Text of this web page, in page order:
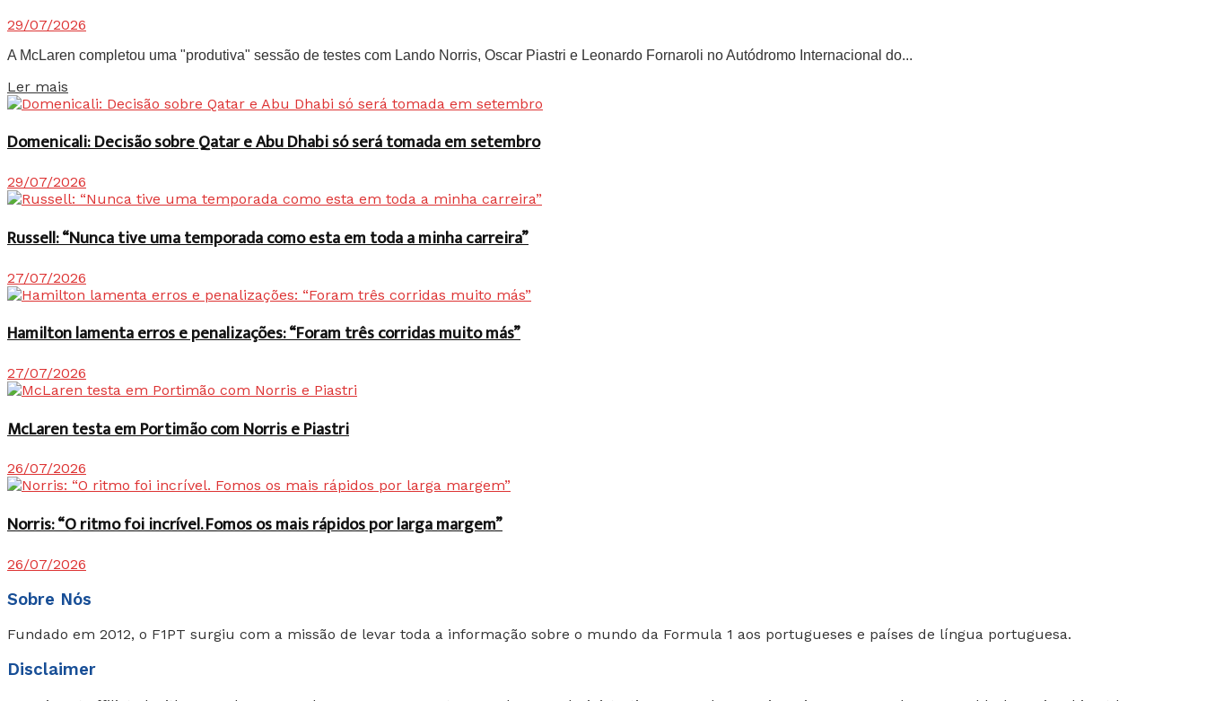
29/07/2026
A McLaren completou uma "produtiva" sessão de testes com Lando Norris, Oscar Piastri e Leonardo Fornaroli no Autódromo Internacional do...
Ler mais
Domenicali: Decisão sobre Qatar e Abu Dhabi só será tomada em setembro
29/07/2026
Russell: “Nunca tive uma temporada como esta em toda a minha carreira”
27/07/2026
Hamilton lamenta erros e penalizações: “Foram três corridas muito más”
27/07/2026
McLaren testa em Portimão com Norris e Piastri
26/07/2026
Norris: “O ritmo foi incrível. Fomos os mais rápidos por larga margem”
26/07/2026
Sobre Nós
Fundado em 2012, o F1PT surgiu com a missão de levar toda a informação sobre o mundo da Formula 1 aos portugueses e países de língua portuguesa.
Disclaimer